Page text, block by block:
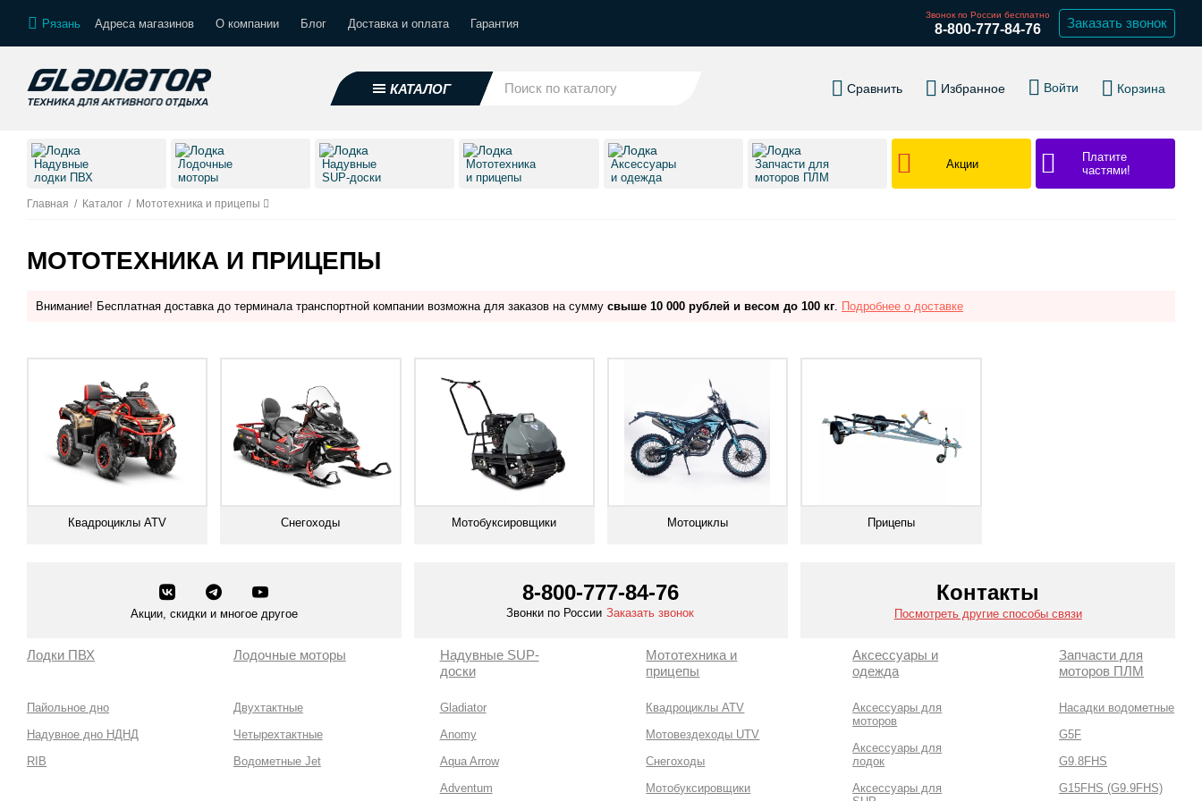
Рязань Адреса магазинов О компании Блог Доставка и оплата Гарантия
Звонок по России бесплатно
8-800-777-84-76 Заказать звонок
КАТАЛОГ Сравнить Избранное Войти Корзина
Надувные
лодки ПВХ
Лодочные
моторы
Надувные
SUP-доски
Мототехника
и прицепы
Аксессуары
и одежда
Запчасти для
моторов ПЛМ
Акции
Платите
частями!
Главная / Каталог / Мототехника и прицепы
МОТОТЕХНИКА И ПРИЦЕПЫ
Внимание! Бесплатная доставка до терминала транспортной компании возможна для заказов на сумму свыше 10 000 рублей и весом до 100 кг. Подробнее о доставке
Квадроциклы ATV Снегоходы Мотобуксировщики Мотоциклы Прицепы
Акции, скидки и многое другое
8-800-777-84-76
Звонки по России Заказать звонок
Контакты
Посмотреть другие способы связи
Лодки ПВХ
Пайольное дно
Надувное дно НДНД
RIB
Лодочные моторы
Двухтактные
Четырехтактные
Водометные Jet
Надувные SUP-
доски
Gladiator
Anomy
Aqua Arrow
Adventum
Мототехника и
прицепы
Квадроциклы ATV
Мотовездеходы UTV
Снегоходы
Мотобуксировщики
Аксессуары и
одежда
Аксессуары для
моторов
Аксессуары для
лодок
Аксессуары для
Запчасти для
моторов ПЛМ
Насадки водометные
G5F
G9.8FHS
G15FHS (G9.9FHS)